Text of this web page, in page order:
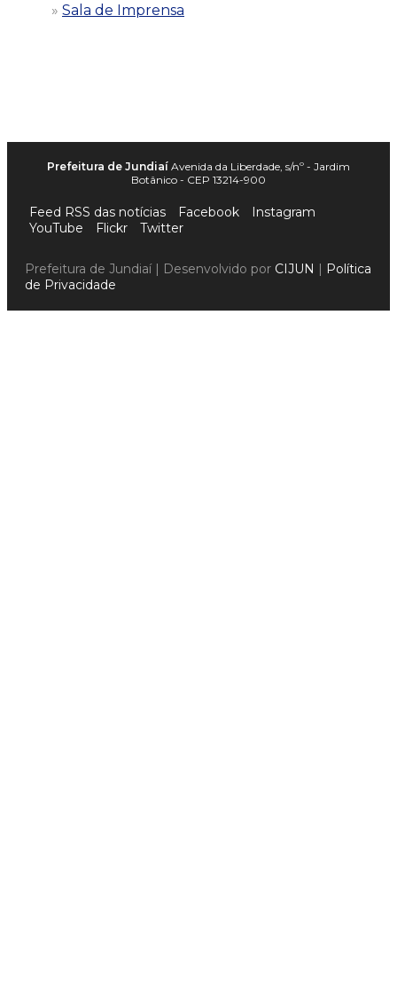
Sala de Imprensa
Prefeitura de Jundiaí Avenida da Liberdade, s/nº - Jardim
Botânico - CEP 13214-900
Feed RSS das notícias Facebook
Instagram
YouTube
Flickr Twitter
Prefeitura de Jundiaí | Desenvolvido por CIJUN | Política
de Privacidade